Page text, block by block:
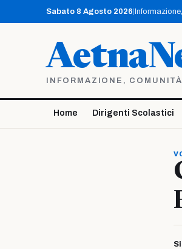
contenuto
Sabato 8 Agosto 2026
INFORMAZIONE,
Home Dirigenti Scolastici